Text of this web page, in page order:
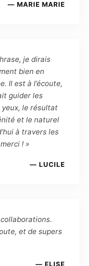
ainsi que
(par
dans un lieu
etc.).
partage des
en cas de
des photos
à un
d’utilisation
que le nom du
en marge
ce dernier.
— MARIE MARIE
je dirais
bien en
Il est à l’écoute,
guider les
yeux, le résultat
et le naturel
à travers les
! »
— LUCILE
et de supers
— ELISE